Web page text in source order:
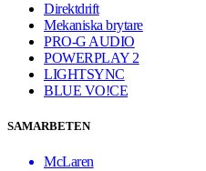
Direktdrift
Mekaniska brytare
PRO-G AUDIO
POWERPLAY 2
LIGHTSYNC
BLUE VO!CE
SAMARBETEN
McLaren